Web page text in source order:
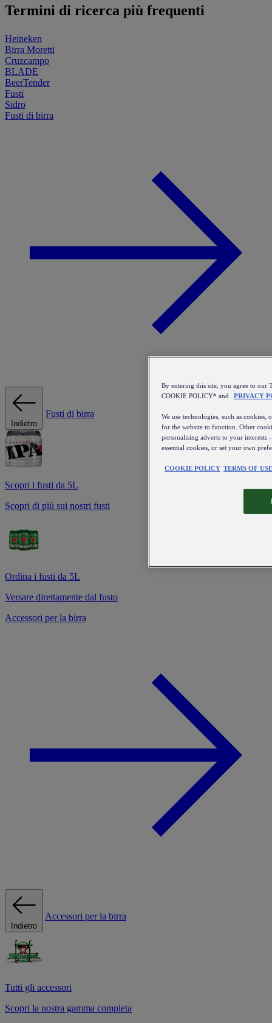
Termini di ricerca più frequenti
Heineken
Birra Moretti
Cruzcampo
BLADE
BeerTender
Fusti
Sidro
Fusti di birra
Indietro
Fusti di birra
Scopri i fusti da 5L
Scopri di più sui nostri fusti
Ordina i fusti da 5L
Versare direttamente dal fusto
Accessori per la birra
Indietro
Accessori per la birra
Tutti gli accessori
Scopri la nostra gamma completa
By entering this site, you agree to our
COOKIE POLICY* and
PRIVACY
We use technologies, such as cookies,
for the website to function. Other
personalising adverts to your interests
essential cookies, or set your own
COOKIE POLICY TERMS OF USE